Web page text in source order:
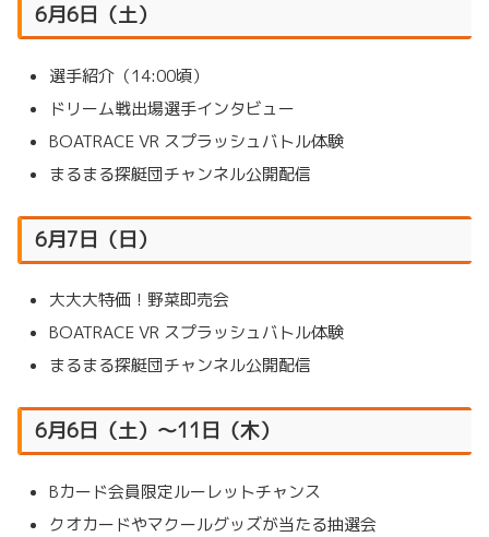
6月6日（土）
選手紹介（14:00頃）
ドリーム戦出場選手インタビュー
BOATRACE VR スプラッシュバトル体験
まるまる探艇団チャンネル公開配信
6月7日（日）
大大大特価！野菜即売会
BOATRACE VR スプラッシュバトル体験
まるまる探艇団チャンネル公開配信
6月6日（土）～11日（木）
Bカード会員限定ルーレットチャンス
クオカードやマクールグッズが当たる抽選会